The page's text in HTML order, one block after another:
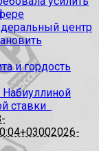
центр
и гордость
ставки
2026-